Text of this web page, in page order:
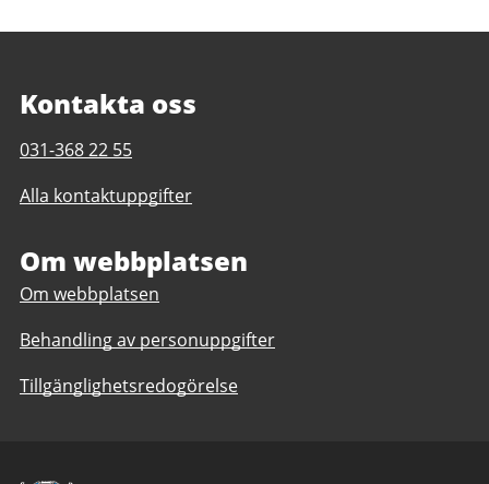
till
2026
Kontakta oss
Telefonnummer
Geråshallen
031-368 22 55
Alla kontaktuppgifter
Om webbplatsen
Om webbplatsen
Behandling av personuppgifter
Tillgänglighetsredogörelse